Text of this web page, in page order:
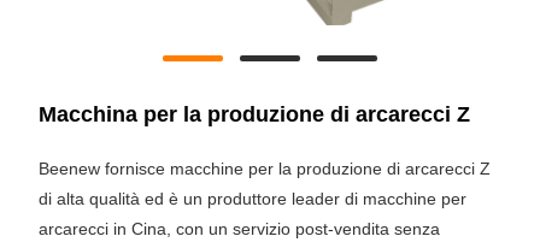
Macchina per la produzione di arcarecci Z
Beenew fornisce macchine per la produzione di arcarecci Z
di alta qualità ed è un produttore leader di macchine per
arcarecci in Cina, con un servizio post-vendita senza